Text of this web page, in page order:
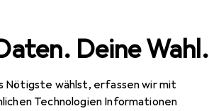
Deine Wahl.
Nötigste wählst, erfassen wir mit
Technologien Informationen
Baumarkt + Garten